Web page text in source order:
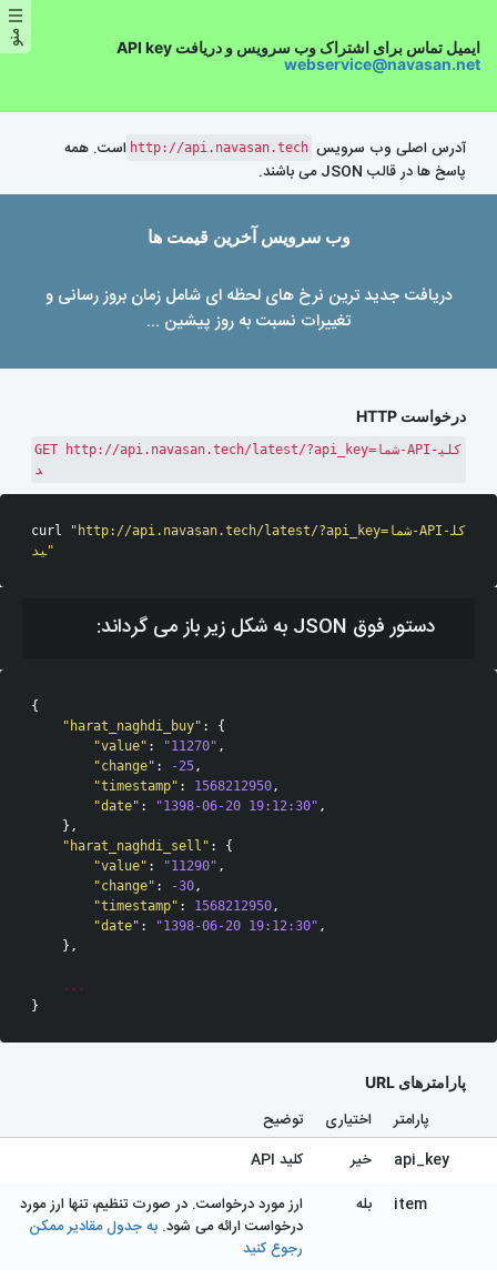
م
ن
و
ایمیل تماس برای اشتراک وب سرویس و دریافت API key
webservice@navasan.net
آدرس اصلی وب سرویس http://api.navasan.tech است. همه
پاسخ ها در قالب JSON می باشند.
وب سرویس آخرین قیمت ها
دریافت جدید ترین نرخ های لحظه ای شامل زمان بروز رسانی و
تغییرات نسبت به روز پیشین ...
درخواست HTTP
GET http://api.navasan.tech/latest/?api_key=شما-API-کلی
د
curl
"http://api.navasan.tech/latest/?api_key=شما-API-کل
ید"
دستور فوق JSON به شکل زیر باز می گرداند:
{
"harat_naghdi_buy" :
{
"value" : "11270" ,
"change" : -25,
"timestamp" : 1568212950,
"date" : "1398-06-20 19:12:30" ,
},
"harat_naghdi_sell" :
{
"value" : "11290" ,
"change" : -30,
"timestamp" : 1568212950,
"date" : "1398-06-20 19:12:30" ,
},
...
}
پارامترهای URL
پارامتر اختیاری
توضیح
api_key
خیر
کلید API
item
بله
ارز مورد درخواست. در صورت تنظیم، تنها ارز مورد
درخواست ارائه می شود. به جدول مقادیر ممکن
رجوع کنید